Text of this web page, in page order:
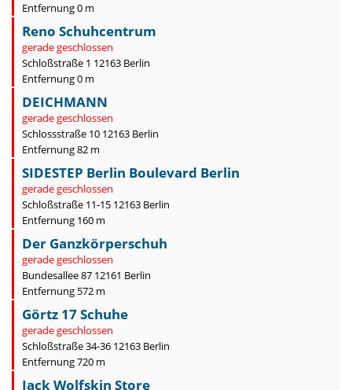
Entfernung 0 m
Reno Schuhcentrum
gerade geschlossen
Schloßstraße 1 12163 Berlin
Entfernung 0 m
DEICHMANN
gerade geschlossen
Schlossstraße 10 12163 Berlin
Entfernung 82 m
SIDESTEP Berlin Boulevard Berlin
gerade geschlossen
Schloßstraße 11-15 12163 Berlin
Entfernung 160 m
Der Ganzkörperschuh
gerade geschlossen
Bundesallee 87 12161 Berlin
Entfernung 572 m
Görtz 17 Schuhe
gerade geschlossen
Schloßstraße 34-36 12163 Berlin
Entfernung 720 m
Jack Wolfskin Store